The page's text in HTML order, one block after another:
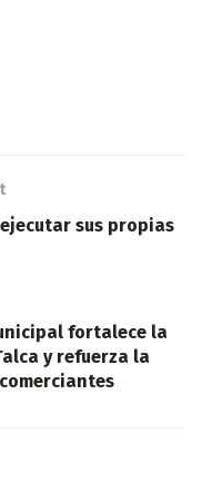
sus propias
fortalece la
y refuerza la